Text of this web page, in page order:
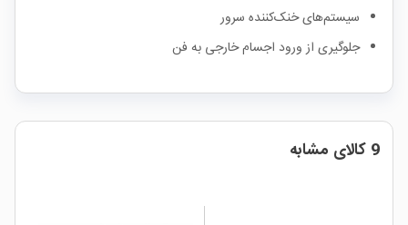
سیستم‌های خنک‌کننده سرور
جلوگیری از ورود اجسام خارجی به فن
9 کالای مشابه